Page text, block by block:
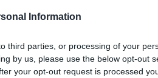
Information
third parties, or processing of your
by us, please use the below opt-out
your opt-out request is processed